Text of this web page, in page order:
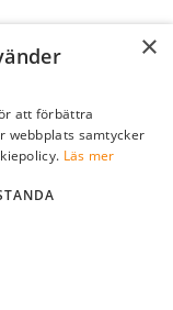
×
att förbättra
webbplats samtycker
Läs mer